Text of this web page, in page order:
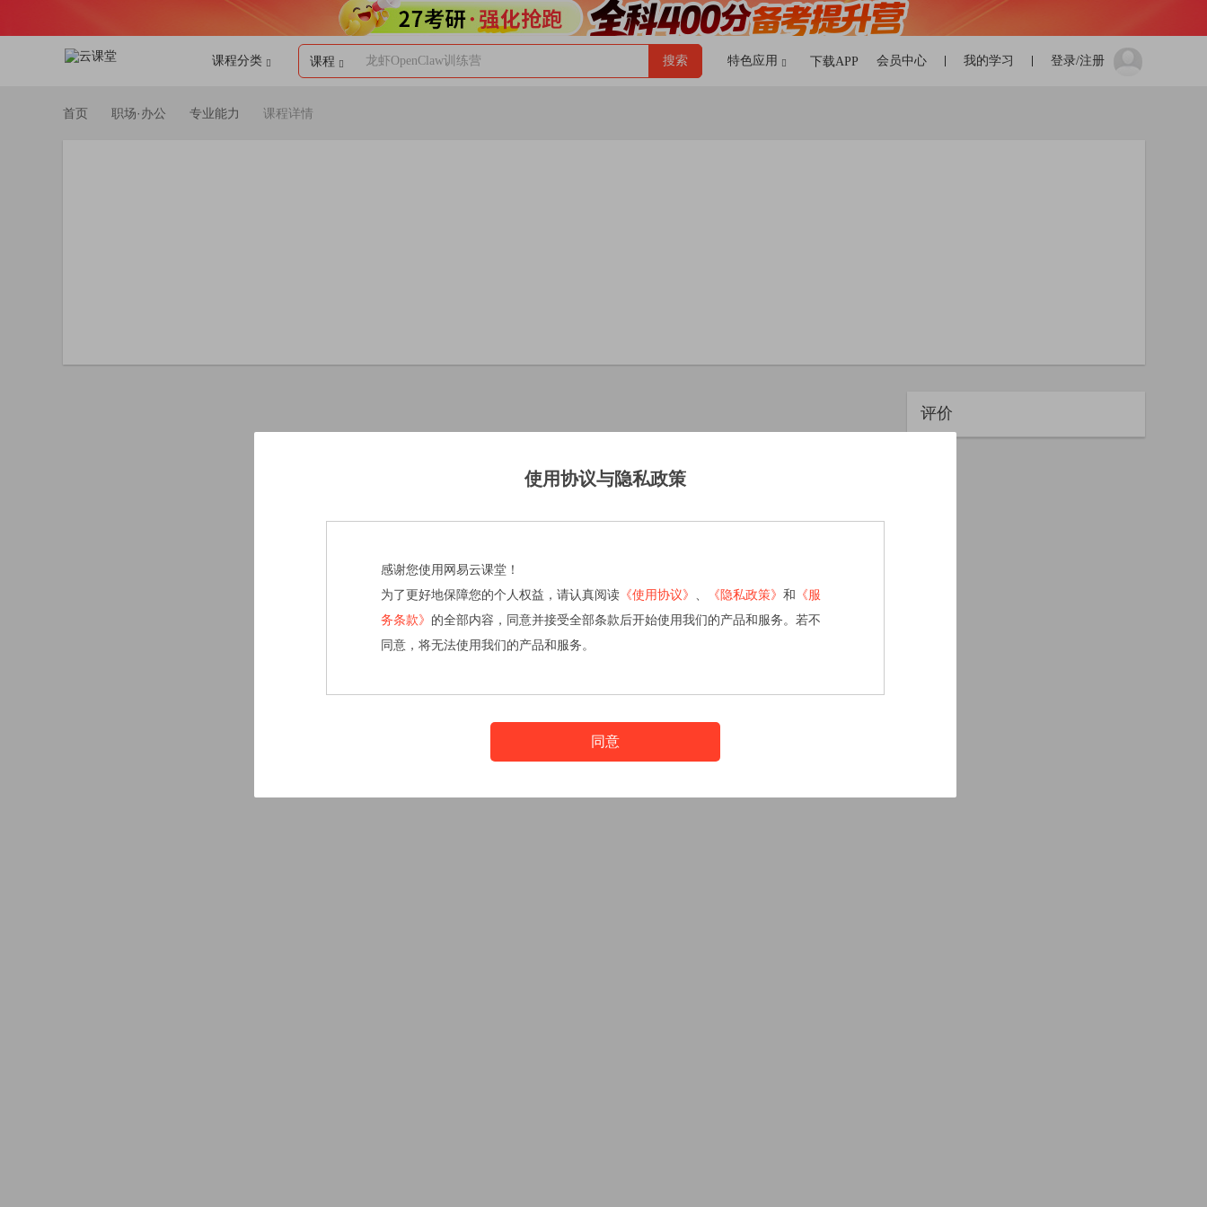
课程分类 课程 龙虾OpenClaw训练营 搜索 特色应用 下载APP 登录/注册
我的学习
会员中心
首页 职场·办公 专业能力 课程详情
评价
使用协议与隐私政策
感谢您使用网易云课堂！
为了更好地保障您的个人权益，请认真阅读 《使用协议》 《隐私政策》 和 《服
务条款》 的全部内容，同意并接受全部条款后开始使用我们的产品和服务。若不
同意，将无法使用我们的产品和服务。
同意